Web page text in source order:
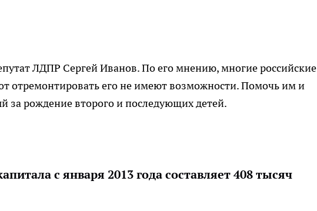
ЛДПР Сергей Иванов. По его мнению, многие российские
отремонтировать его не имеют возможности. Помочь им и
за рождение второго и последующих детей.
с января 2013 года составляет 408 тысяч